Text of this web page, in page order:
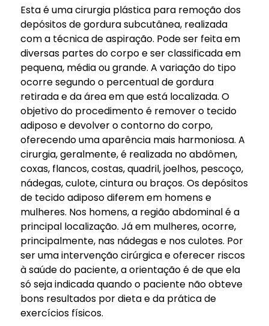
Esta é uma cirurgia plástica para remoção dos
depósitos de gordura subcutânea, realizada
com a técnica de aspiração. Pode ser feita em
diversas partes do corpo e ser classificada em
pequena, média ou grande. A variação do tipo
ocorre segundo o percentual de gordura
retirada e da área em que está localizada. O
objetivo do procedimento é remover o tecido
adiposo e devolver o contorno do corpo,
oferecendo uma aparência mais harmoniosa. A
cirurgia, geralmente, é realizada no abdômen,
coxas, flancos, costas, quadril, joelhos, pescoço,
nádegas, culote, cintura ou braços. Os depósitos
de tecido adiposo diferem em homens e
mulheres. Nos homens, a região abdominal é a
principal localização. Já em mulheres, ocorre,
principalmente, nas nádegas e nos culotes. Por
ser uma intervenção cirúrgica e oferecer riscos
à saúde do paciente, a orientação é de que ela
só seja indicada quando o paciente não obteve
bons resultados por dieta e da prática de
exercícios físicos.